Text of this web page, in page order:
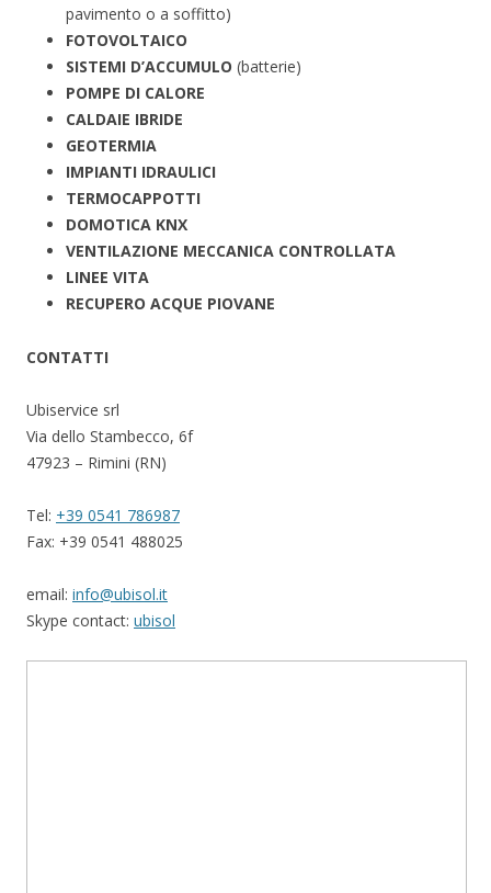
pavimento o a soffitto)
FOTOVOLTAICO
SISTEMI D’ACCUMULO (batterie)
POMPE DI CALORE
CALDAIE IBRIDE
GEOTERMIA
IMPIANTI IDRAULICI
TERMOCAPPOTTI
DOMOTICA KNX
VENTILAZIONE MECCANICA CONTROLLATA
LINEE VITA
RECUPERO ACQUE PIOVANE
CONTATTI
Ubiservice srl
Via dello Stambecco, 6f
47923 – Rimini (RN)
Tel: +39 0541 786987
Fax: +39 0541 488025
email: info@ubisol.it
Skype contact: ubisol